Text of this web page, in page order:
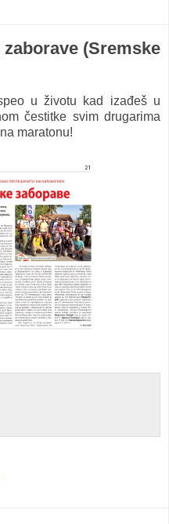
(Sremske
u životu kad izađeš u
čestitke svim drugarima
maratonu!